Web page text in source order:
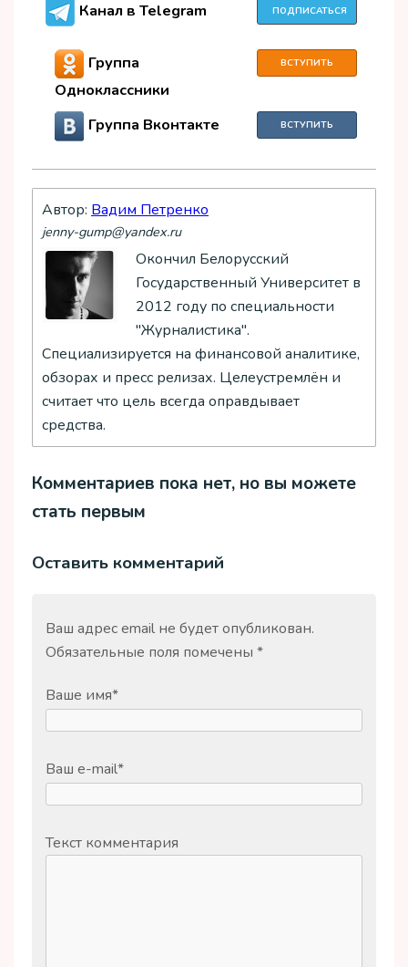
Канал в Telegram ПОДПИСАТЬСЯ
Группа
Одноклассники
ВСТУПИТЬ
Группа Вконтакте ВСТУПИТЬ
Автор: Вадим Петренко
jenny-gump@yandex.ru
Окончил Белорусский
Государственный Университет в
2012 году по специальности
"Журналистика".
Специализируется на финансовой аналитике,
обзорах и пресс релизах. Целеустремлён и
считает что цель всегда оправдывает
средства.
Комментариев пока нет, но вы можете
стать первым
Оставить комментарий
Ваш адрес email не будет опубликован.
Обязательные поля помечены *
Ваше имя*
Ваш e-mail*
Текст комментария